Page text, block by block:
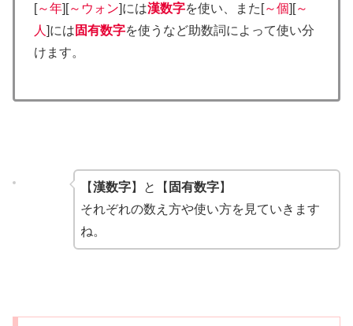
[～年][～ウォン]には漢数字を使い、また[～個][～
人 ]には 固有数字を使うなど助数詞によって使い分
けます。
【漢数字】と【 固有数字】
それぞれの数え方や使い方を見ていきます
ね。